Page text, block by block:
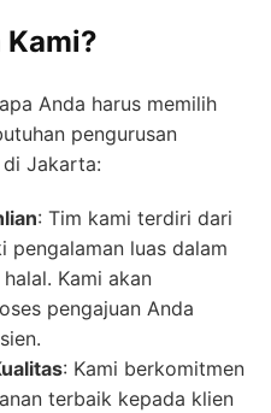
Anda harus memilih
pengurusan
Jakarta:
: Tim kami terdiri dari
pengalaman luas dalam
Kami akan
pengajuan Anda
: Kami berkomitmen
terbaik kepada klien